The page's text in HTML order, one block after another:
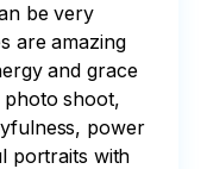
be very
are amazing
and grace
shoot,
power
portraits with